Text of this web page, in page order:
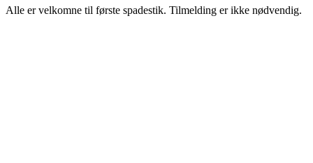
Alle er velkomne til første spadestik. Tilmelding er ikke nødvendig.